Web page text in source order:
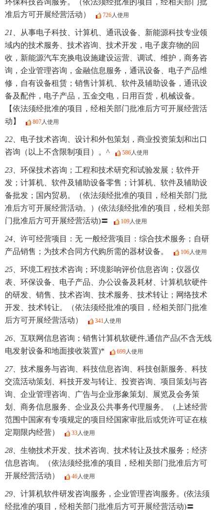
环保科技咨询服务。（依法须经批准的项目，经相关部门批
准后方可开展经营活动）
726人使用
21、
从事电子科技、计算机、通讯设备、新能源科技专业领
域内的技术服务、技术咨询、技术开发，电子废弃物的回
收，新能源汽车充换电设施建设运营、调试、维护，商务咨
询，企业管理咨询，金融信息服务，通讯设备、电子产品维
修，自有设备租赁；销售计算机、软件及辅助设备，通讯设
备及配件，电子产品，五金交电，日用百货，机械设备。
【依法须经批准的项目，经相关部门批准后方可开展经营活
动】
807人使用
22、 电子技术咨询、设计和外包策划，商业投资策划和出口
咨询（以上不含限制项目）。^
586人使用
23、 环保技术咨询；工程和技术研究和试验发展；软件开
发；计算机、软件及辅助设备零售；计算机、软件及辅助设
备批发；国内贸易。（依法须经批准的项目，经相关部门批
准后方可开展经营活动。）(依法须经批准的项目，经相关部
门批准后方可开展经营活动)〓
109人使用
24、 许可经营项目：无 一般经营项目：综合技术服务；自研
产品销售；为技术合同方代购所需的器材设备。
106人使用
25、 环境工程技术咨询；环境影响评价信息咨询；仪器仪
表、环保设备、电子产品、办公设备及耗材、计算机软硬件
的研发、销售、技术咨询、技术服务、技术转让；网络技术
开发、技术转让。（依法须经批准的项目，经相关部门批准
后方可开展经营活动）
341人使用
26、 互联网信息咨询；销售计算机软硬件,通信产品(不含无线
电发射设备和地面接收装置)*
699人使用
27、 技术服务与咨询、科技信息咨询、科技创新服务、科技
交流活动策划、科技开发与转让、投资咨询、项目策划与咨
询、企业管理咨询、广告与企业形象策划、展览及会务策
划、商务信息服务、企业及公共事务代理服务。（上述经营
范围中国家有专项规定的项目经国家审批后或凭许可证在核
定期限内经营）
33人使用
28、 生物技术开发、技术咨询、技术转让及技术服务；经济
信息咨询。（依法须经批准的项目，经相关部门批准后方可
开展经营活动）
46人使用
29、 计算机软件研发咨询服务，企业管理咨询服务。(依法须
经批准的项目，经相关部门批准后方可开展经营活动)〓